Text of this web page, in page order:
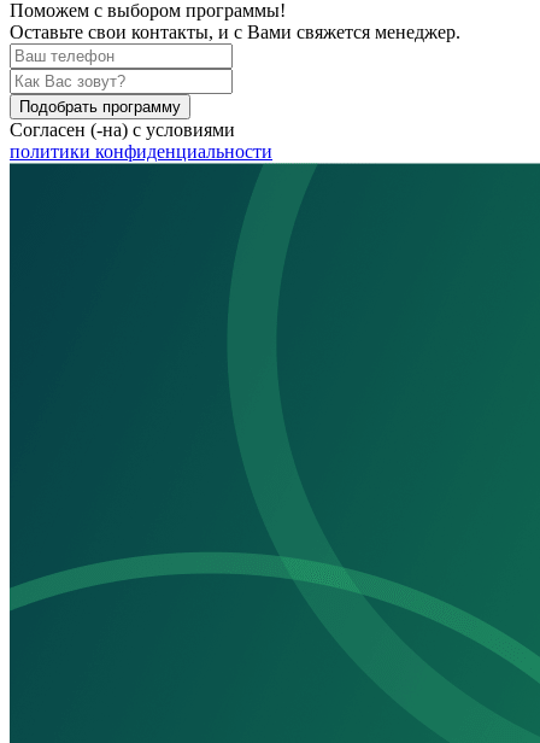
Поможем с выбором программы!
Оставьте свои контакты, и с Вами свяжется менеджер.
Подобрать программу
Согласен (-на) с условиями
политики конфиденциальности